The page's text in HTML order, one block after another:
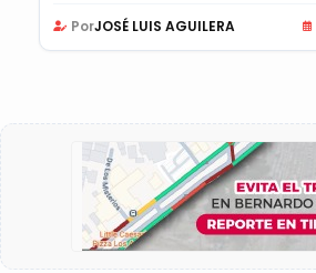
PorJOSÉ LUIS AGUILERA